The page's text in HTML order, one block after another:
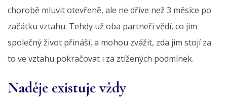
chorobě mluvit otevřeně, ale ne dříve než 3 měsíce po
začátku vztahu. Tehdy už oba partneři vědí, co jim
společný život přináší, a mohou zvážit, zda jim stojí za
to ve vztahu pokračovat i za ztížených podmínek.
Naděje existuje vždy